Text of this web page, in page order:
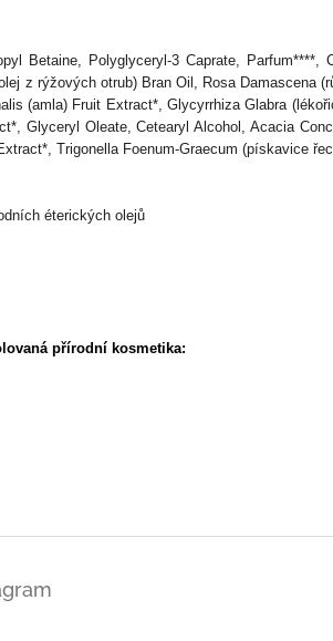
Betaine, Polyglyceryl-3 Caprate, Parfum****,
z rýžových otrub) Bran Oil, Rosa Damascena
(amla) Fruit Extract*, Glycyrrhiza Glabra
Glyceryl Oleate, Cetearyl Alcohol, Acacia
Trigonella Foenum-Graecum (pískavice
éterických olejů
přírodní kosmetika: